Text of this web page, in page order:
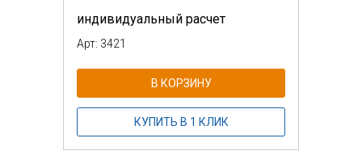
индивидуальный расчет
Арт: 3421
В КОРЗИНУ
КУПИТЬ В 1 КЛИК